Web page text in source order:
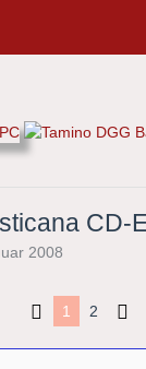
CD-
2008
1 2